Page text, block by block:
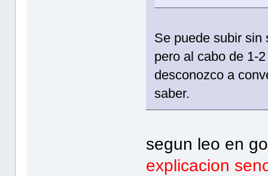
Se puede subir sin
pero al cabo de 1-
desconozco a
saber.
segun leo en
explicacion